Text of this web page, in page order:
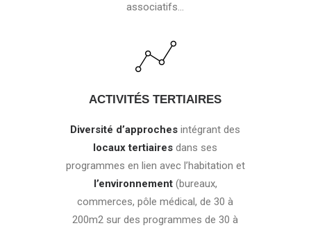
associatifs…
ACTIVITÉS TERTIAIRES
Diversité d’approches intégrant des
locaux tertiaires dans ses
programmes en lien avec l’habitation et
l’environnement(bureaux,
commerces, pôle médical, de 30 à
200m2 sur des programmes de 30 à